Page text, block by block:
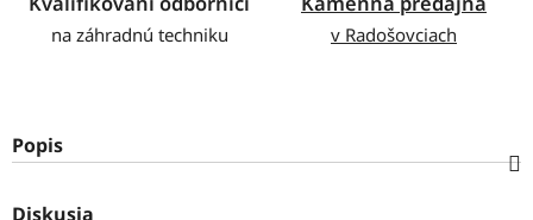
na záhradnú techniku v Radošovciach
Popis
Diskusia